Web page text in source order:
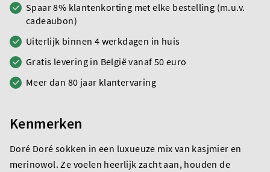
Spaar 8% klantenkorting met elke bestelling (m.u.v.
cadeaubon)
Uiterlijk binnen 4 werkdagen in huis
Gratis levering in België vanaf 50 euro
Meer dan 80 jaar klantervaring
Kenmerken
Doré Doré sokken in een luxueuze mix van kasjmier en
merinowol. Ze voelen heerlijk zacht aan, houden de